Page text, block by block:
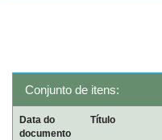
Conjunto de itens:
Data do
documento
Título